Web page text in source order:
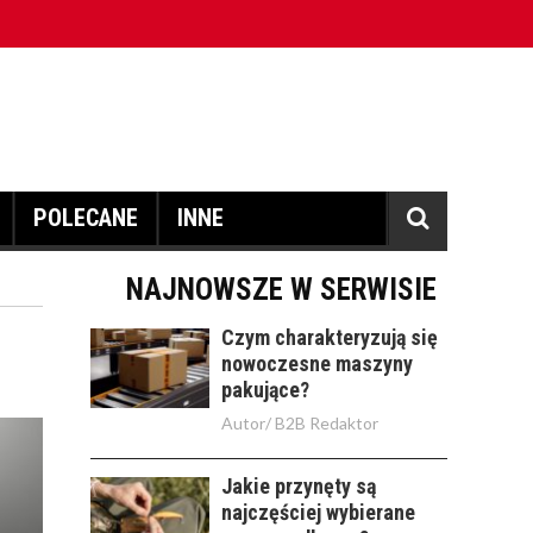
POLECANE INNE
NAJNOWSZE W SERWISIE
Czym charakteryzują się
nowoczesne maszyny
pakujące?
Autor/ B2B Redaktor
Jakie przynęty są
najczęściej wybierane